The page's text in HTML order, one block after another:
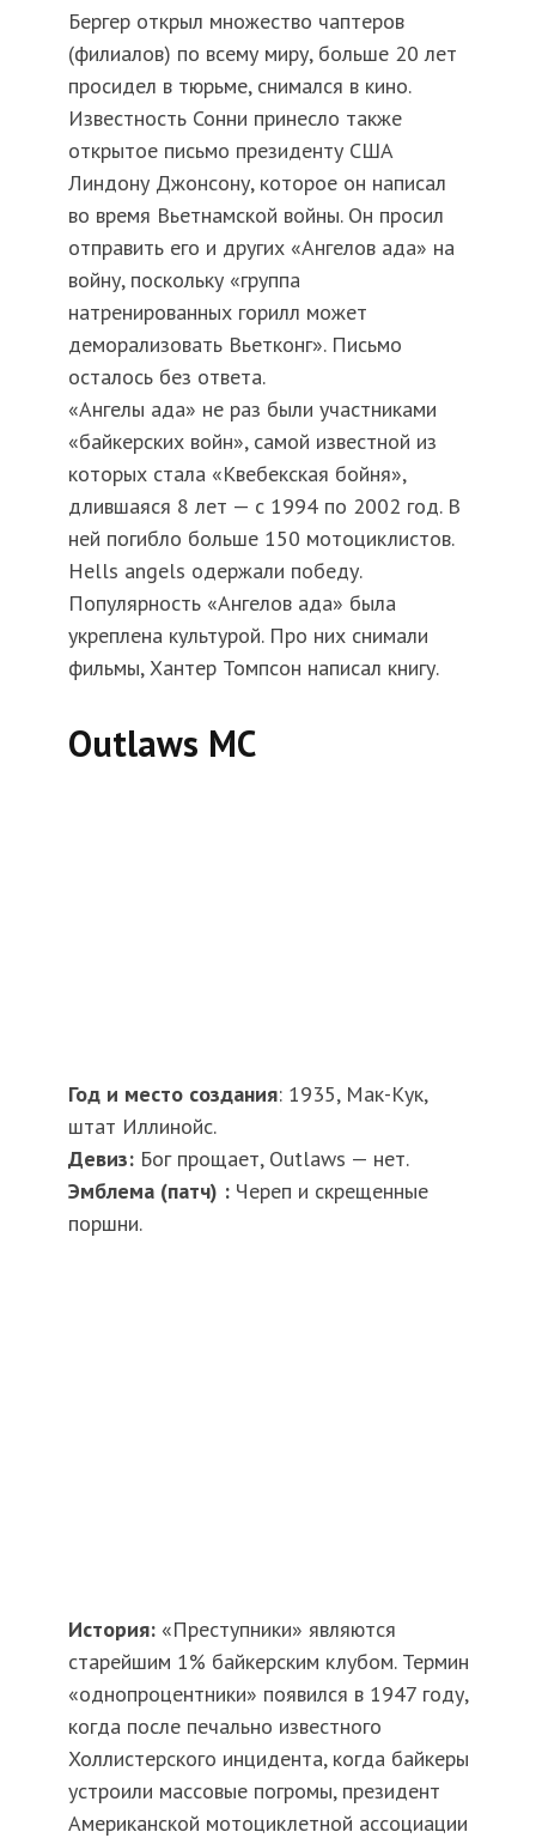
Бергер открыл множество чаптеров
(филиалов) по всему миру, больше 20 лет
просидел в тюрьме, снимался в кино.
Известность Сонни принесло также
открытое письмо президенту США
Линдону Джонсону, которое он написал
во время Вьетнамской войны. Он просил
отправить его и других «Ангелов ада» на
войну, поскольку «группа
натренированных горилл может
деморализовать Вьетконг». Письмо
осталось без ответа.
«Ангелы ада» не раз были участниками
«байкерских войн», самой известной из
которых стала «Квебекская бойня»,
длившаяся 8 лет — с 1994 по 2002 год. В
ней погибло больше 150 мотоциклистов.
Hells angels одержали победу.
Популярность «Ангелов ада» была
укреплена культурой. Про них снимали
фильмы, Хантер Томпсон написал книгу.
Outlaws MC
Год и место создания: 1935, Мак-Кук,
штат Иллинойс.
Девиз: Бог прощает, Outlaws — нет.
Эмблема (патч) : Череп и скрещенные
поршни.
История: «Преступники» являются
старейшим 1% байкерским клубом. Термин
«однопроцентники» появился в 1947 году,
когда после печально известного
Холлистерского инцидента, когда байкеры
устроили массовые погромы, президент
Американской мотоциклетной ассоциации